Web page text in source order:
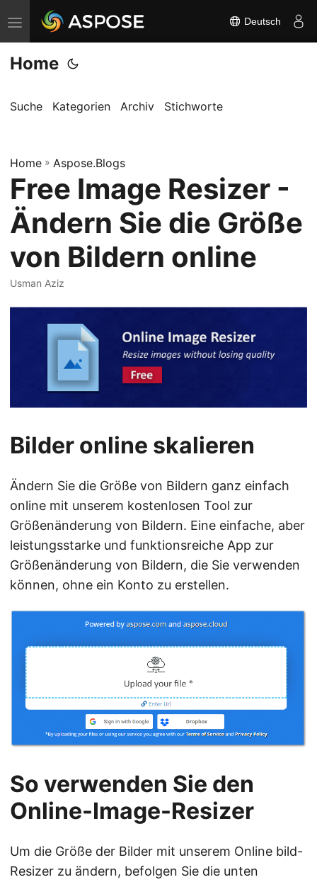
N
a
v
g
i
o
n
u
s
c
Deutsch
Home
Suche Kategorien Archiv Stichworte
Home » Aspose.Blogs
Free Image Resizer -
Ändern Sie die Größe
von Bildern online
Usman Aziz
Bilder online skalieren
Ändern Sie die Größe von Bildern ganz einfach
online mit unserem kostenlosen Tool zur
Größenänderung von Bildern. Eine einfache, aber
leistungsstarke und funktionsreiche App zur
Größenänderung von Bildern, die Sie verwenden
können, ohne ein Konto zu erstellen.
So verwenden Sie den
Online-Image-Resizer
Um die Größe der Bilder mit unserem Online bild-
Resizer zu ändern, befolgen Sie die unten